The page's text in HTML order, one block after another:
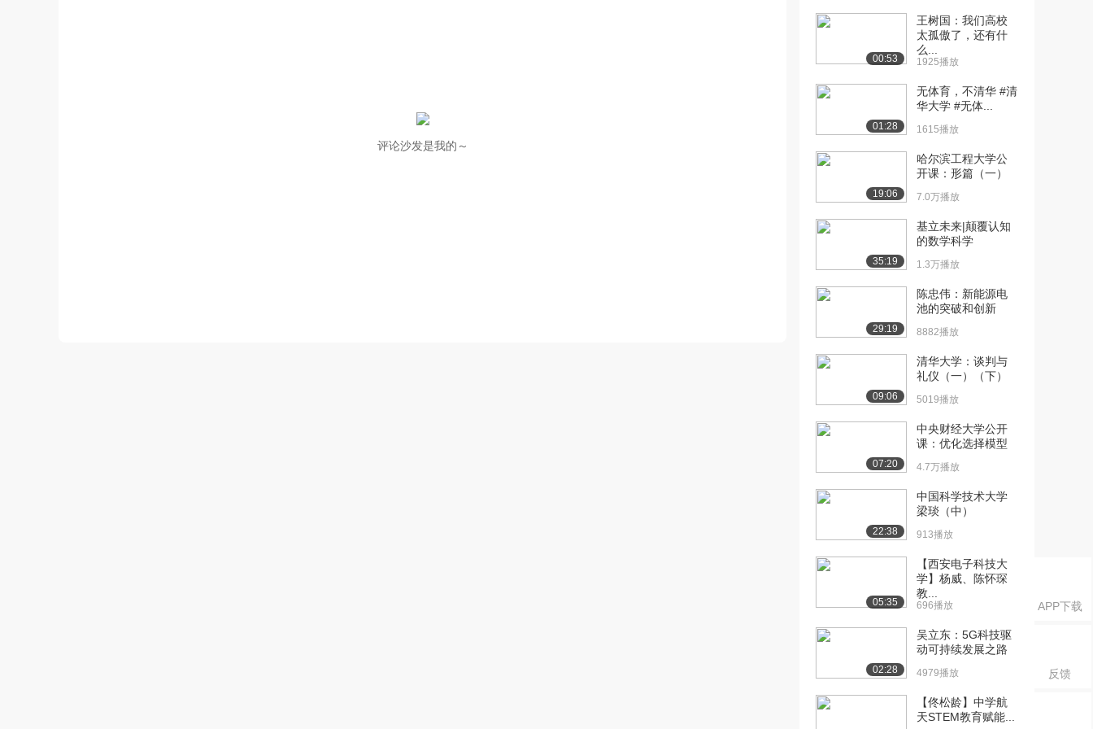
APP下载
反馈
评论沙发是我的～
[10] 西安电子科技大学公
10:18
[11] 西安电子科技大学公
21:08
[12] 西安电子科技大学公
01:19
[13] 西安电子科技大学公
17:39
[14] 西安电子科技大学公
开课：电路系统的...
17:05
[15] 西安电子科技大学公
开课：微分方程的...
开课：连续系统函...
开课：H(S)的...
开课：连续系统稳...
[19] 西安电子科技大学公
开课：连续系统稳...
[20] 西安电子科技大学公
开课：Matla...
3768播放
00:53
王树国：我们高校
太孤傲了，还有什
么...
1925播放
01:28
无体育，不清华 #清
华大学 #无体...
1615播放
19:06
哈尔滨工程大学公
开课：形篇（一）
7.0万播放
35:19
基立未来|颠覆认知
的数学科学
1.3万播放
29:19
陈忠伟：新能源电
池的突破和创新
8882播放
09:06
清华大学：谈判与
礼仪（一）（下）
5019播放
07:20
中央财经大学公开
课：优化选择模型
4.7万播放
22:38
中国科学技术大学
梁琰（中）
913播放
05:35
【西安电子科技大
学】杨威、陈怀琛
教...
696播放
02:28
吴立东：5G科技驱
动可持续发展之路
4979播放
【佟松龄】中学航
天STEM教育赋能...